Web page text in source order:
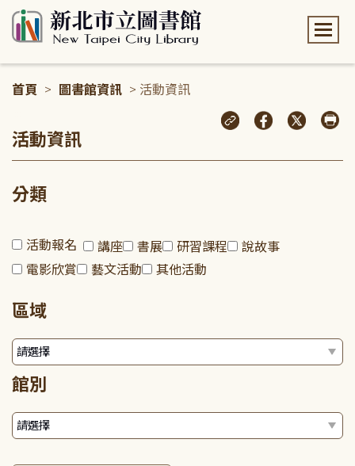
首頁 > 圖書館資訊 > 活動資訊
活動資訊
分類
活動報名 講座 書展 研習課程
說故事
電影欣賞
藝文活動 其他活動
區域
館別